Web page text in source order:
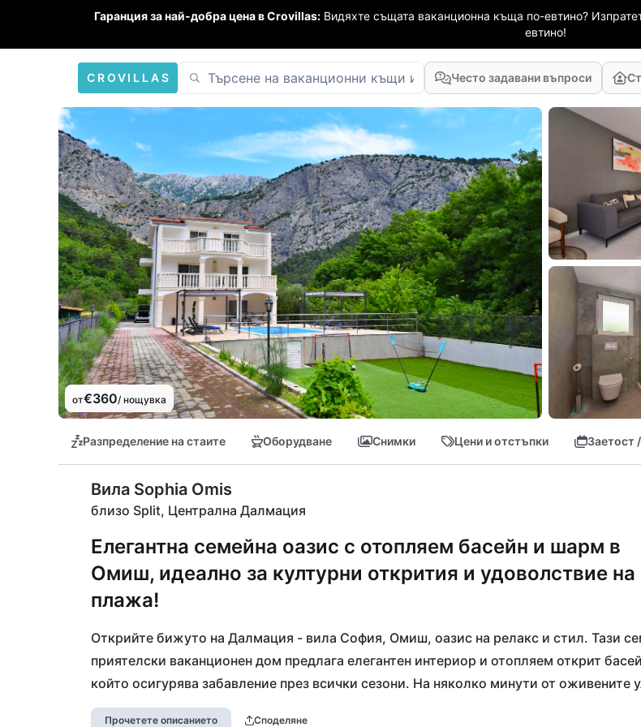
Гаранция за най-добра цена в Crovillas: Видяхте същата ваканционна къща по-евтино?
евтино!
CROVILLAS Често задавани въпроси
от€360/ нощувка
Разпределение на стаите Оборудване Снимки Цени и отстъпки Заетост
Вила Sophia Omis
близо Split, Централна Далмация
Елегантна семейна оазис с отопляем басейн и шарм в
Омиш, идеално за културни открития и удоволствие на
плажа!
Открийте бижуто на Далмация - вила София, Омиш, оазис на релакс и стил. Тази
приятелски ваканционен дом предлага елегантен интериор и отопляем открит
който осигурява забавление през всички сезони. На няколко минути от оживените
на Омиш, можете да се насладите на историческата атмосфера или да се ​​слънчите на
Прочетете описанието Споделяне